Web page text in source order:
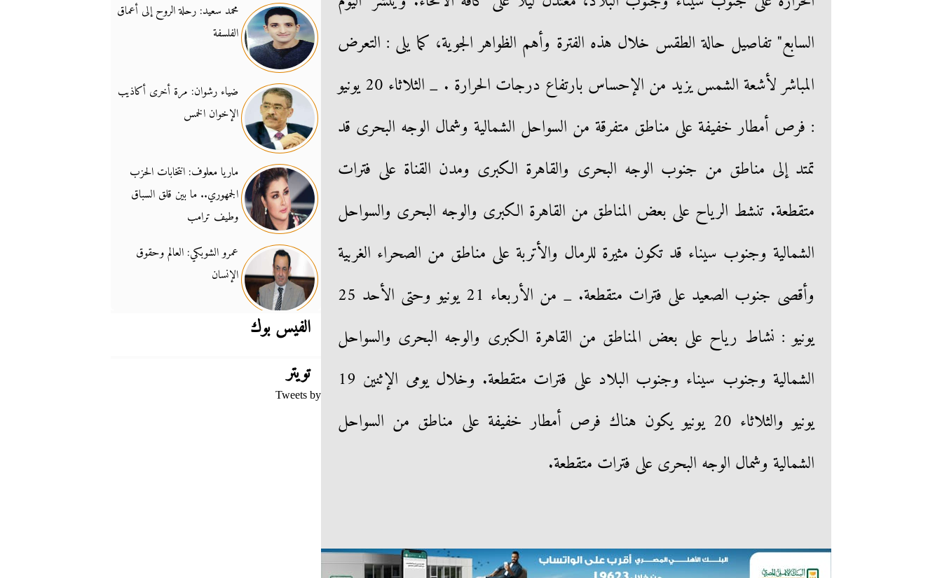
السابع" تفاصيل حالة الطقس خلال هذه الفترة وأهم الظواهر الجوية، كما يلى : التعرض
المباشر لأشعة الشمس يزيد من الإحساس بارتفاع درجات الحرارة . _ الثلاثاء 20 يونيو
: فرص أمطار خفيفة على مناطق متفرقة من السواحل الشمالية وشمال الوجه البحرى قد
تمتد إلى مناطق من جنوب الوجه البحرى والقاهرة الكبرى ومدن القناة على فترات
متقطعة. تنشط الرياح على بعض المناطق من القاهرة الكبرى والوجه البحرى والسواحل
الشمالية وجنوب سيناء قد تكون مثيرة للرمال والأتربة على مناطق من الصحراء الغربية
وأقصى جنوب الصعيد على فترات متقطعة. _ من الأربعاء 21 يونيو وحتى الأحد 25
يونيو : نشاط رياح على بعض المناطق من القاهرة الكبرى والوجه البحرى والسواحل
الشمالية وجنوب سيناء وجنوب البلاد على فترات متقطعة. وخلال يومى الإثنين 19
يونيو والثلاثاء 20 يونيو يكون هناك فرص أمطار خفيفة على مناطق من السواحل
الشمالية وشمال الوجه البحرى على فترات متقطعة.
محمد سعيد: رحلة الروح إلى أعماق
الفلسفة
ضياء رشوان: مرة أخرى أكاذيب
الإخوان الخمس
ماريا معلوف: انتخابات الحزب
الجمهوري.. ما بين قلق السباق
وطيف ترامب
عمرو الشوبكي: العالم وحقوق
الإنسان
الفيس بوك
تويتر
Tweets by